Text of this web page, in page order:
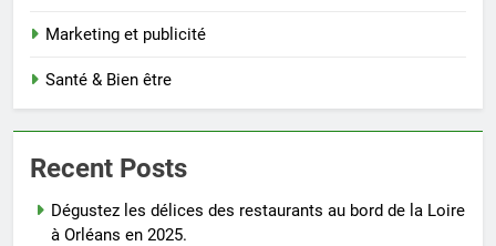
Marketing et publicité
Santé & Bien être
Recent Posts
Dégustez les délices des restaurants au bord de la Loire
à Orléans en 2025.